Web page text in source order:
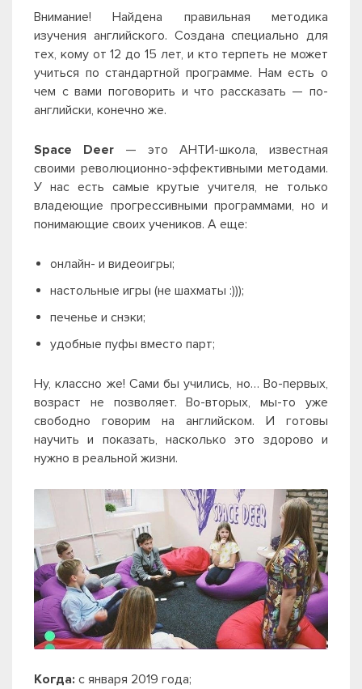
Внимание! Найдена правильная методика
изучения английского. Создана специально для
тех, кому от 12 до 15 лет, и кто терпеть не может
учиться по стандартной программе. Нам есть о
чем с вами поговорить и что рассказать — по-
английски, конечно же.
Space Deer — это АНТИ-школа, известная
своими революционно-эффективными методами.
У нас есть самые крутые учителя, не только
владеющие прогрессивными программами, но и
понимающие своих учеников. А еще:
онлайн- и видеоигры;
настольные игры (не шахматы :)));
печенье и снэки;
удобные пуфы вместо парт;
Ну, классно же! Сами бы учились, но… Во-первых,
возраст не позволяет. Во-вторых, мы-то уже
свободно говорим на английском. И готовы
научить и показать, насколько это здорово и
нужно в реальной жизни.
Когда: с января 2019 года;